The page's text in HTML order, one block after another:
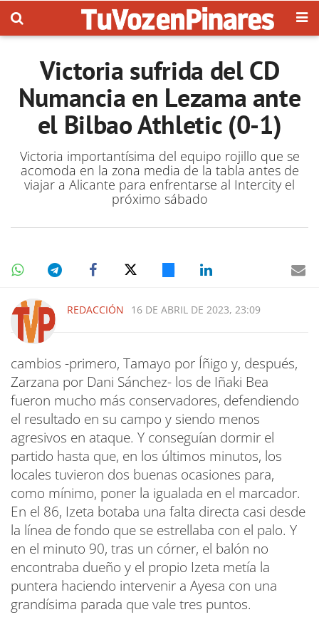
Victoria sufrida del CD
Numancia en Lezama ante
el Bilbao Athletic (0-1)
Victoria importantísima del equipo rojillo que se
acomoda en la zona media de la tabla antes de
viajar a Alicante para enfrentarse al Intercity el
próximo sábado
REDACCIÓN 16 DE ABRIL DE 2023, 23:09
cambios -primero, Tamayo por Íñigo y, después,
Zarzana por Dani Sánchez- los de Iñaki Bea
fueron mucho más conservadores, defendiendo
el resultado en su campo y siendo menos
agresivos en ataque. Y conseguían dormir el
partido hasta que, en los últimos minutos, los
locales tuvieron dos buenas ocasiones para,
como mínimo, poner la igualada en el marcador.
En el 86, Izeta botaba una falta directa casi desde
la línea de fondo que se estrellaba con el palo. Y
en el minuto 90, tras un córner, el balón no
encontraba dueño y el propio Izeta metía la
puntera haciendo intervenir a Ayesa con una
grandísima parada que vale tres puntos.